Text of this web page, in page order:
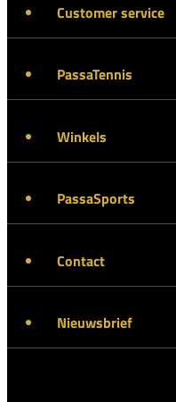
Customer service
PassaTennis
Winkels
PassaSports
Contact
Nieuwsbrief